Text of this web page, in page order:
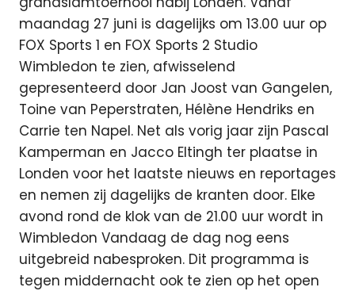
maandag 27 juni is dagelijks om 13.00 uur op
FOX Sports 1 en FOX Sports 2 Studio
Wimbledon te zien, afwisselend
gepresenteerd door Jan Joost van Gangelen,
Toine van Peperstraten, Hélène Hendriks en
Carrie ten Napel. Net als vorig jaar zijn Pascal
Kamperman en Jacco Eltingh ter plaatse in
Londen voor het laatste nieuws en reportages
en nemen zij dagelijks de kranten door. Elke
avond rond de klok van de 21.00 uur wordt in
Wimbledon Vandaag de dag nog eens
uitgebreid nabesproken. Dit programma is
tegen middernacht ook te zien op het open